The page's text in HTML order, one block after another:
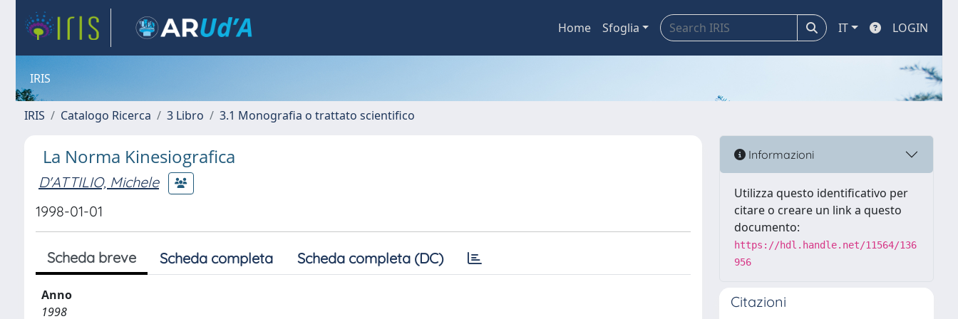
Home Sfoglia IT LOGIN
IRIS
IRIS Catalogo Ricerca 3 Libro 3.1 Monografia o trattato scientifico
La Norma Kinesiografica
D'ATTILIO, Michele
1998-01-01
Scheda breve Scheda completa Scheda completa (DC)
Anno
1998
Informazioni
Utilizza questo identificativo per
citare o creare un link a questo
documento:
https://hdl.handle.net/11564/136
956
Citazioni